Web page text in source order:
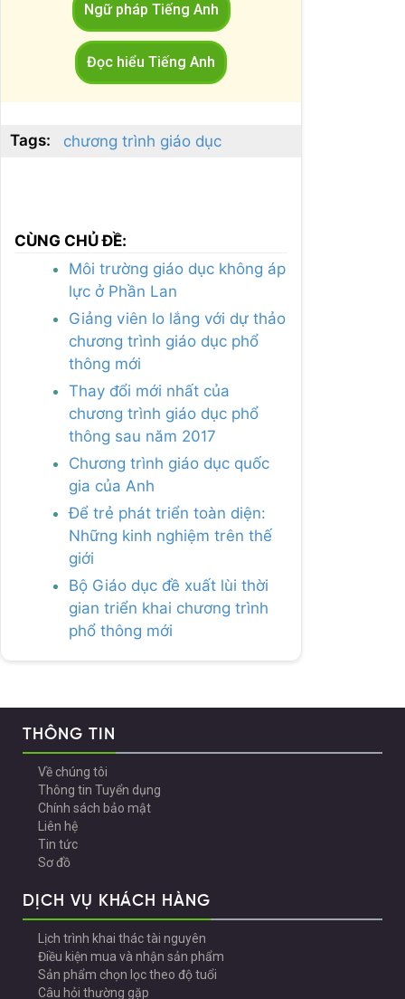
Ngữ pháp Tiếng Anh
Đọc hiểu Tiếng Anh
Tags: chương trình giáo dục
CÙNG CHỦ ĐỀ:
Môi trường giáo dục không áp
lực ở Phần Lan
Giảng viên lo lắng với dự thảo
chương trình giáo dục phổ
thông mới
Thay đổi mới nhất của
chương trình giáo dục phổ
thông sau năm 2017
Chương trình giáo dục quốc
gia của Anh
Để trẻ phát triển toàn diện:
Những kinh nghiệm trên thế
giới
Bộ Giáo dục đề xuất lùi thời
gian triển khai chương trình
phổ thông mới
THÔNG TIN
Về chúng tôi
Thông tin Tuyển dụng
Chính sách bảo mật
Liên hệ
Tin tức
Sơ đồ
DỊCH VỤ KHÁCH HÀNG
Lịch trình khai thác tài nguyên
Điều kiện mua và nhận sản phẩm
Sản phẩm chọn lọc theo độ tuổi
Câu hỏi thường gặp